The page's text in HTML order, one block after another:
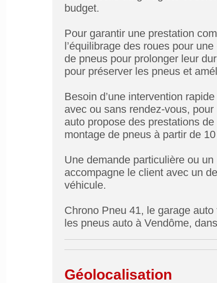
budget.
Pour garantir une prestation
l’équilibrage des roues pour
de pneus pour prolonger leur
pour préserver les pneus et
Besoin d’une intervention
avec ou sans rendez-vous,
auto propose des prestations
montage de pneus à partir de
Une demande particulière ou
accompagne le client avec un
véhicule.
Chrono Pneu 41, le garage
les pneus auto à Vendôme,
Géolocalisation